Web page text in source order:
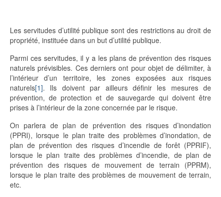
Les servitudes d’utilité publique sont des restrictions au droit de
propriété, instituée dans un but d’utilité publique.
Parmi ces servitudes, il y a les plans de prévention des risques
naturels prévisibles. Ces derniers ont pour objet de délimiter, à
l’intérieur d’un territoire, les zones exposées aux risques
naturels[1]. Ils doivent par ailleurs définir les mesures de
prévention, de protection et de sauvegarde qui doivent être
prises à l’intérieur de la zone concernée par le risque.
On parlera de plan de prévention des risques d’inondation
(PPRI), lorsque le plan traite des problèmes d’inondation, de
plan de prévention des risques d’incendie de forêt (PPRIF),
lorsque le plan traite des problèmes d’incendie, de plan de
prévention des risques de mouvement de terrain (PPRM),
lorsque le plan traite des problèmes de mouvement de terrain,
etc.